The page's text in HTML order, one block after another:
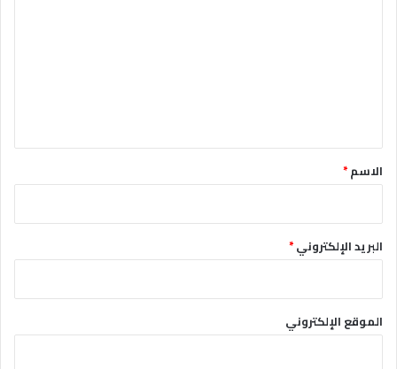
*الاسم*
البريد الإلكتروني*
الموقع الإلكتروني